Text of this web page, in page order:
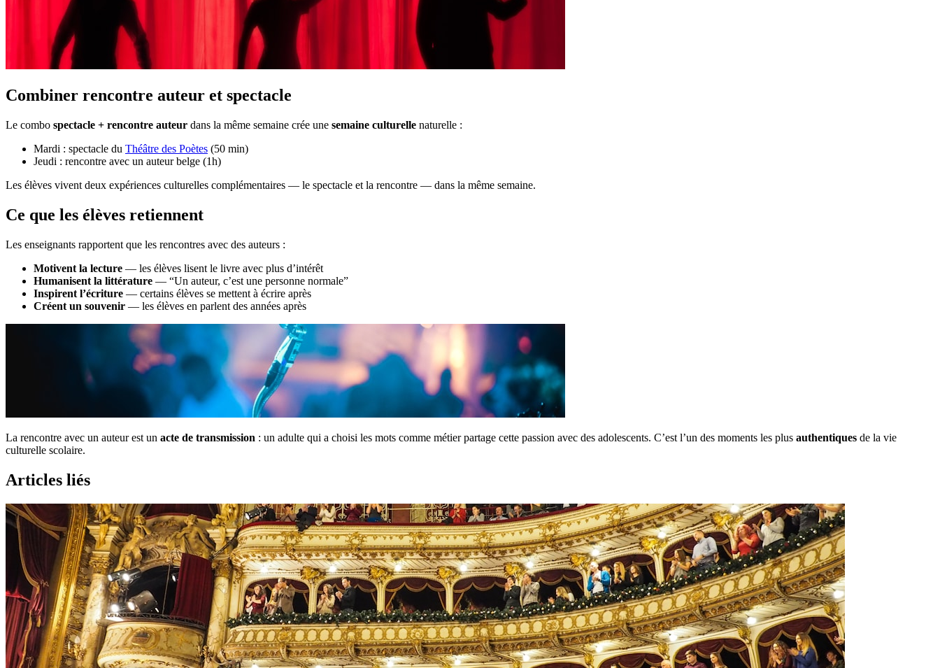
Combiner rencontre auteur et spectacle
Le combo spectacle + rencontre auteur dans la même semaine crée une semaine culturelle naturelle :
Mardi : spectacle du Théâtre des Poètes (50 min)
Jeudi : rencontre avec un auteur belge (1h)
Les élèves vivent deux expériences culturelles complémentaires — le spectacle et la rencontre — dans la même semaine.
Ce que les élèves retiennent
Les enseignants rapportent que les rencontres avec des auteurs :
Motivent la lecture — les élèves lisent le livre avec plus d’intérêt
Humanisent la littérature — “Un auteur, c’est une personne normale”
Inspirent l’écriture — certains élèves se mettent à écrire après
Créent un souvenir — les élèves en parlent des années après
La rencontre avec un auteur est un acte de transmission : un adulte qui a choisi les mots comme métier partage cette passion avec des adolescents. C’est l’un des moments les plus authentiques de la vie
culturelle scolaire.
Articles liés